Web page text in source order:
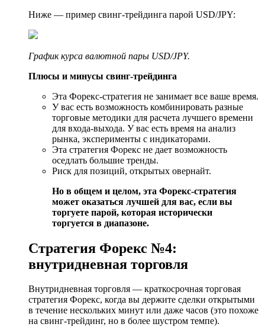
Ниже — пример свинг-трейдинга парой USD/JPY:
График курса валютной пары USD/JPY.
Плюсы и минусы свинг-трейдинга
Эта Форекс-стратегия не занимает все ваше время.
У вас есть возможность комбинировать разные
торговые методики для расчета лучшего времени
для входа-выхода. У вас есть время на анализ
рынка, эксперименты с индикаторами.
Эта стратегия Форекс не дает возможность
оседлать большие тренды.
Риск для позиций, открытых овернайт.
Но в общем и целом, эта Форекс-стратегия
может оказаться лучшей для вас, если вы
торгуете парой, которая исторически
торгуется в диапазоне.
Стратегия Форекс №4:
внутридневная торговля
Внутридневная торговля — краткосрочная торговая
стратегия Форекс, когда вы держите сделки открытыми
в течение нескольких минут или даже часов (это похоже
на свинг-трейдинг, но в более шустром темпе).